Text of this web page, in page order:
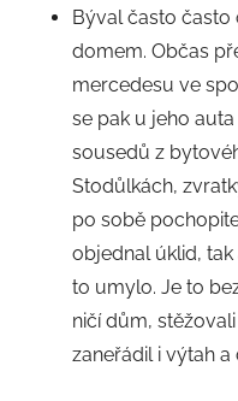
Býval často často
domem. Občas
mercedesu ve
se pak u jeho
sousedů z
Stodůlkách,
po sobě
objednal úklid,
to umylo. Je to
ničí dům,
zaneřádil i výtah